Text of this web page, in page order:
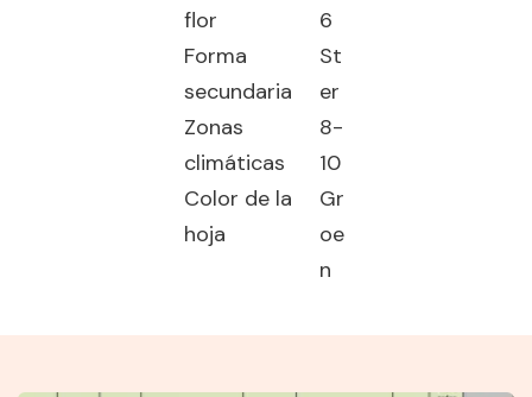
flor
6
Forma
secundaria
St
er
Zonas
climáticas
8-
10
Color de la
hoja
Gr
oe
n